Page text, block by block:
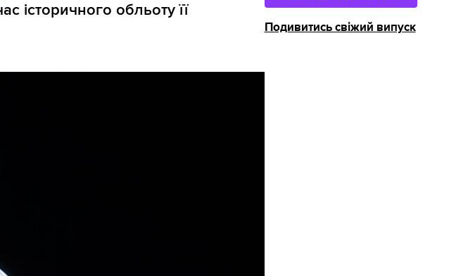
історичного обльоту її
Подивитись свіжий випуск